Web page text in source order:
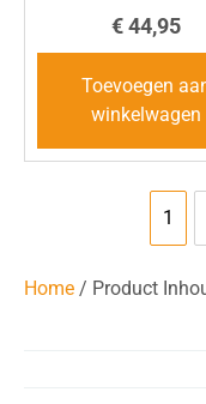
€44,95
Toevoegen
winkelwagen
1
Home / Product